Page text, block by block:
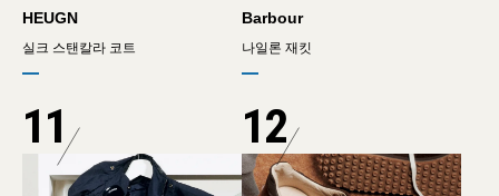
HEUGN
실크 스탠칼라 코트
Barbour
나일론 재킷
11 12